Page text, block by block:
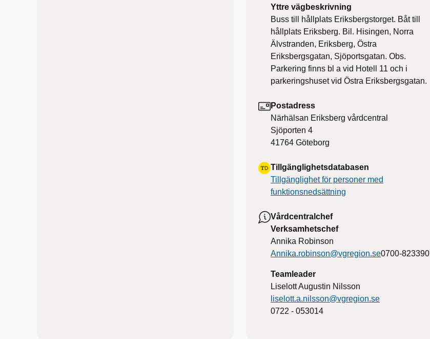
Yttre vägbeskrivning
Buss till hållplats Eriksbergstorget. Båt till
hållplats Eriksberg. Bil. Hisingen, Norra
Älvstranden, Eriksberg, Östra
Eriksbergsgatan, Sjöportsgatan. Obs.
Parkering finns bl a vid Hotell 11 och i
parkeringshuset vid Östra Eriksbergsgatan.
Postadress
Närhälsan Eriksberg vårdcentral
Sjöporten 4
41764 Göteborg
Tillgänglighetsdatabasen
Tillgänglighet för personer med
funktionsnedsättning
Vårdcentralchef
Verksamhetschef
Annika Robinson
Annika.robinson@vgregion.se0700-823390
Teamleader
Liselott Augustin Nilsson
liselott.a.nilsson@vgregion.se
0722 - 053014